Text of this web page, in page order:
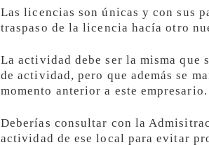
Las licencias son únicas y con sus
traspaso de la licencia hacía otro
La actividad debe ser la misma
de actividad, pero que además se
momento anterior a este empresario.
Deberías consultar con la
actividad de ese local para evitar